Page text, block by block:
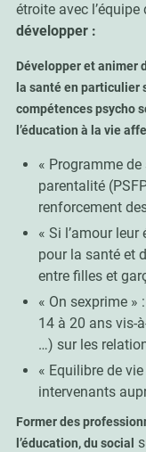
étroite avec l’équipe
développer:
Développeret animer
la santéen particulier
compétences psycho
l’éducation à la vie
« Programme
parentalité
renforcement
« Si l’amour
pour la santé et
entre filles et
« On sexprime »
14 à 20 ans vis-
…) sur les
« Equilibre de
intervenants
Former des
l’éducation, du social